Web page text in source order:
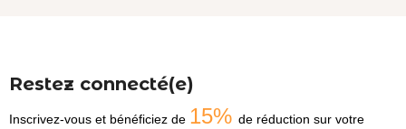
Restez connecté(e)
Inscrivez-vous et bénéficiez de 15% de réduction sur votre